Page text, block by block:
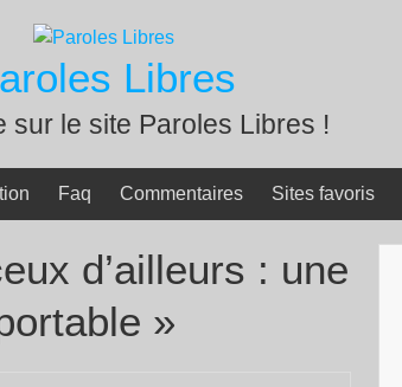
Libres
sur le site Paroles Libres !
Faq Commentaires Sites favoris
d’ailleurs : une
»